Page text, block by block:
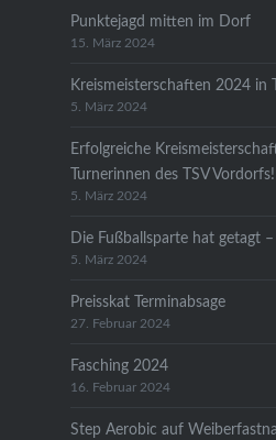
Punktejagd mitten im Dorf
15. März 2024
Kreismeisterschaften 2024 in
5. März 2024
Erfolgreiche
Turnerinnen des TSV Vordorfs!
5. März 2024
Die Fußballsparte hat getagt
5. März 2024
Preisskat Terminabsage
27. Februar 2024
Fasching 2024
16. Februar 2024
Step Aerobic auf